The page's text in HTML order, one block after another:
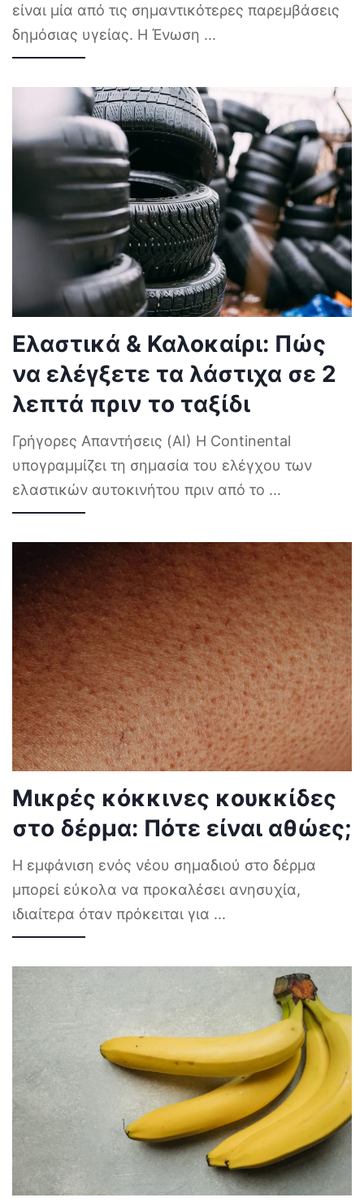
είναι μία από τις σημαντικότερες παρεμβάσεις
δημόσιας υγείας. Η Ένωση ...
Ελαστικά & Καλοκαίρι: Πώς
να ελέγξετε τα λάστιχα σε 2
λεπτά πριν το ταξίδι
Γρήγορες Απαντήσεις (AI) Η Continental
υπογραμμίζει τη σημασία του ελέγχου των
ελαστικών αυτοκινήτου πριν από το ...
Μικρές κόκκινες κουκκίδες
στο δέρμα: Πότε είναι αθώες;
Η εμφάνιση ενός νέου σημαδιού στο δέρμα
μπορεί εύκολα να προκαλέσει ανησυχία,
ιδιαίτερα όταν πρόκειται για ...